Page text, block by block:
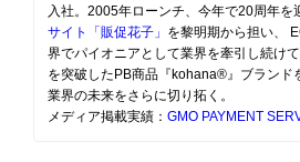
入社。2005年ローンチ、今年で20周年を
サイト「販促花子」 を黎明期から担い、
界でパイオニアとして業界を牽引し続け
を突破したPB商品『kohana®』ブランド
業界の未来をさらに切り拓く。
メディア掲載実績： GMO PAYMENT